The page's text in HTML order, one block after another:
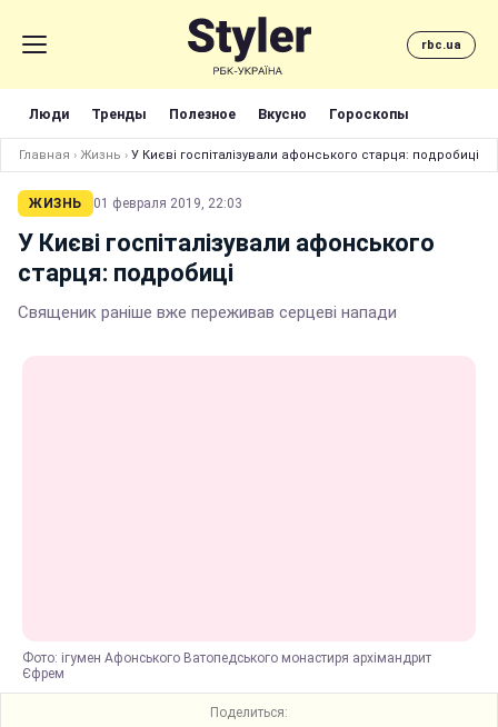
rbc.ua
Люди Тренды Полезное Вкусно Гороскопы
Главная › Жизнь › У Києві госпіталізували афонського старця: подробиці
ЖИЗНЬ 01 февраля 2019, 22:03
У Києві госпіталізували афонського
старця: подробиці
Священик раніше вже переживав серцеві напади
Фото: ігумен Афонського Ватопедського монастиря архімандрит
Єфрем
Поделиться: